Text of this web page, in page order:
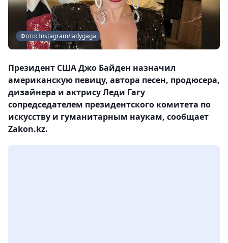
Фото: Instagram/ladygaga
Президент США Джо Байден назначил
американскую певицу, автора песен, продюсера,
дизайнера и актрису Леди Гагу
сопредседателем президентского комитета по
искусству и гуманитарным наукам, сообщает
Zakon.kz.